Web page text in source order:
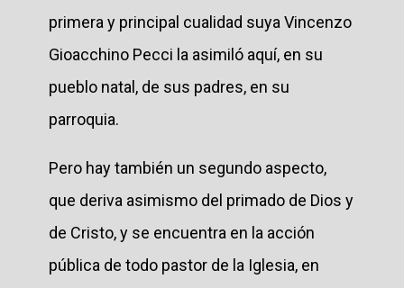
primera y principal cualidad suya Vincenzo
Gioacchino Pecci la asimiló aquí, en su
pueblo natal, de sus padres, en su
parroquia.
Pero hay también un segundo aspecto,
que deriva asimismo del primado de Dios y
de Cristo, y se encuentra en la acción
pública de todo pastor de la Iglesia, en